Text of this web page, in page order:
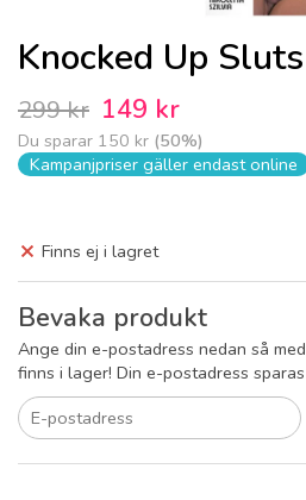
Knocked Up
299 kr 149 kr
Du sparar 150 kr (50%)
Kampanjpriser gäller endast online
Finns ej i lagret
Bevaka produkt
Ange din e-postadress nedan så
finns i lager! Din e-postadress